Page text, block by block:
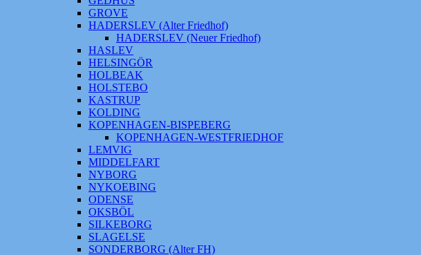
GROVE
HADERSLEV (Alter Friedhof)
HADERSLEV (Neuer Friedhof)
HASLEV
HELSINGÖR
HOLBEAK
HOLSTEBO
KASTRUP
KOLDING
KOPENHAGEN-BISPEBERG
KOPENHAGEN-WESTFRIEDHOF
LEMVIG
MIDDELFART
NYBORG
NYKOEBING
ODENSE
OKSBÖL
SILKEBORG
SLAGELSE
SONDERBORG (Alter FH)